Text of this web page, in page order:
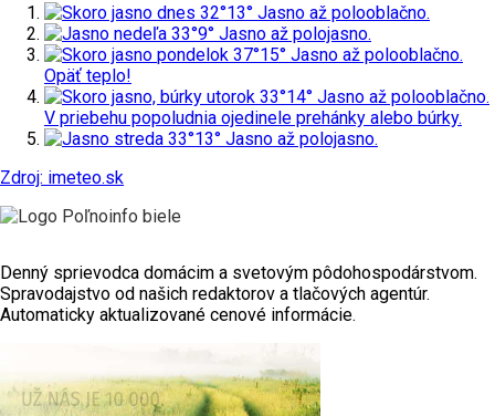
dnes 32°13° Jasno až polooblačno.
nedeľa 33°9° Jasno až polojasno.
pondelok 37°15° Jasno až polooblačno.
Opäť teplo!
utorok 33°14° Jasno až polooblačno.
V priebehu popoludnia ojedinele prehánky alebo búrky.
streda 33°13° Jasno až polojasno.
Zdroj: imeteo.sk
Denný sprievodca domácim a svetovým pôdohospodárstvom.
Spravodajstvo od našich redaktorov a tlačových agentúr.
Automaticky aktualizované cenové informácie.